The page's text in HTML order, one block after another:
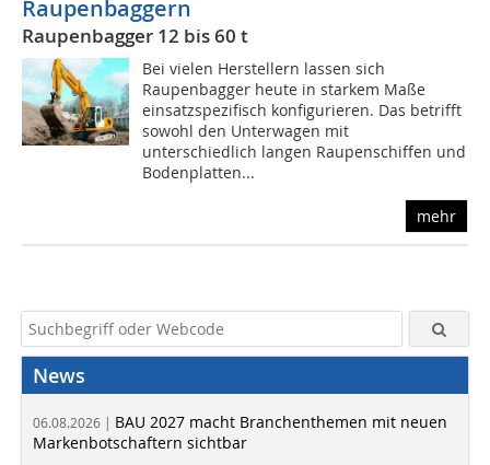
Raupenbaggern
Raupenbagger 12 bis 60 t
Bei vielen Herstellern lassen sich
Raupenbagger heute in starkem Maße
einsatzspezifisch konfigurieren. Das betrifft
sowohl den Unterwagen mit
unterschiedlich langen Raupenschiffen und
Bodenplatten...
mehr
News
06.08.2026 | BAU 2027 macht Branchenthemen mit neuen
Markenbotschaftern sichtbar